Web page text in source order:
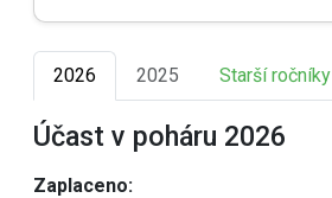
2026 2025 Starší ročníky
Účast v poháru 2026
Zaplaceno: